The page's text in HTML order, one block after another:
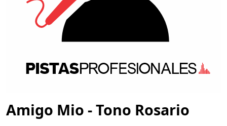
Amigo Mio - Tono Rosario